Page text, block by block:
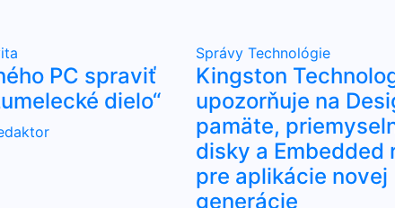
PC spraviť
dielo“
Správy Technológie
Kingston
upozorňuje na
pamäte,
disky a Embedded
pre aplikácie novej
generácie